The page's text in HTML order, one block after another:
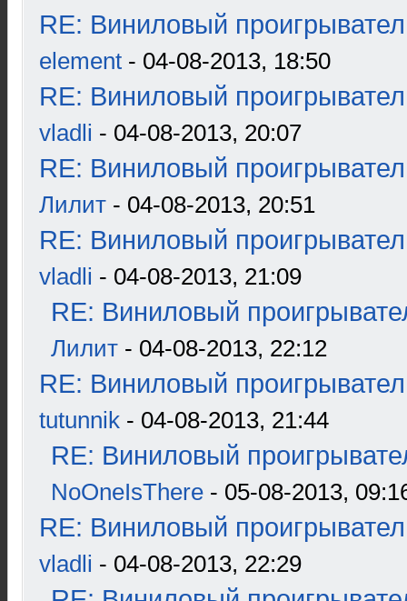
RE: Виниловый
element - 04-08-2013, 18:50
RE: Виниловый
vladli - 04-08-2013, 20:07
RE: Виниловый
Лилит - 04-08-2013, 20:51
RE: Виниловый
vladli - 04-08-2013, 21:09
RE: Виниловый
Лилит - 04-08-2013, 22:12
RE: Виниловый
tutunnik - 04-08-2013, 21:44
RE: Виниловый
NoOneIsThere - 05-08-2013,
RE: Виниловый
vladli - 04-08-2013, 22:29